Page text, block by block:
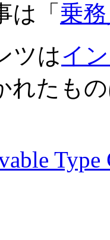
は「 乗
ツはイ
れたも
Type